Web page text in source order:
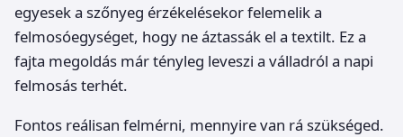
egyesek a szőnyeg érzékelésekor felemelik a
felmosóegységet, hogy ne áztassák el a textilt. Ez a
fajta megoldás már tényleg leveszi a válladról a napi
felmosás terhét.
Fontos reálisan felmérni, mennyire van rá szükséged.